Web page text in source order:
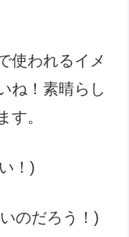
使われるイメ
ね！素晴らし
す。
！)
のだろう！)